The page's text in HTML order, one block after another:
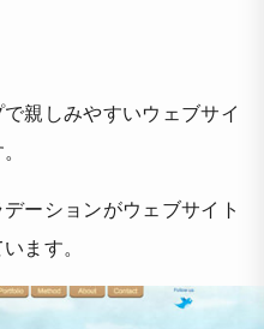
親しみやすいウェブサイ
ーションがウェブサイト
ます。